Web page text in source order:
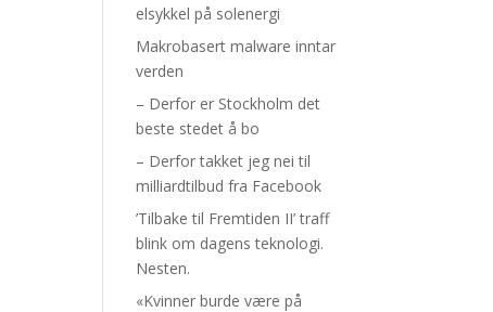
elsykkel på solenergi
Makrobasert malware inntar
verden
– Derfor er Stockholm det
beste stedet å bo
– Derfor takket jeg nei til
milliardtilbud fra Facebook
’Tilbake til Fremtiden II’ traff
blink om dagens teknologi.
Nesten.
«Kvinner burde være på